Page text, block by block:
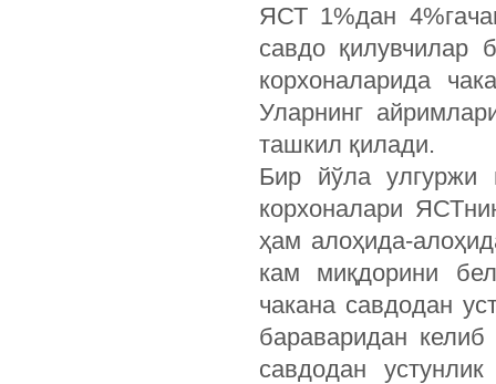
ЯСТ 1%дан
савдо қилувчилар
корхоналарида
Уларнинг
ташкил қилади.
Бир йўла улгуржи
корхоналари
ҳам алоҳида-
кам миқдорини
чакана савдодан
бараваридан
савдодан